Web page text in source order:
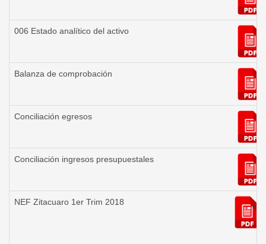
006 Estado analítico del activo
Balanza de comprobación
Conciliación egresos
Conciliación ingresos presupuestales
NEF Zitacuaro 1er Trim 2018